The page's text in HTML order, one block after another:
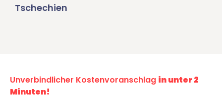
Tschechien
Unverbindlicher Kostenvoranschlag in unter 2
Minuten!